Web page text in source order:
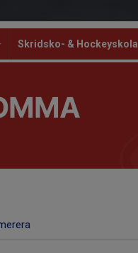
Skridsko- & Hockeyskola